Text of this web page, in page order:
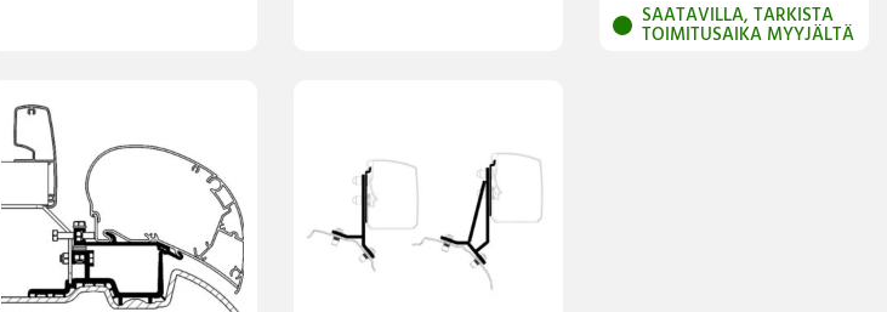
SAATAVILLA, TARKISTA
TOIMITUSAIKA MYYJÄLTÄ